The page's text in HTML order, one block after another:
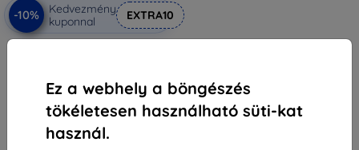
Ez a webhely a böngészés
tökéletesen használható süti-kat
használ.
-10%
Kedvezmény
kuponnal
EXTRA10
3 290 Ft
2 961 Ft
Raktáron > 5 darab